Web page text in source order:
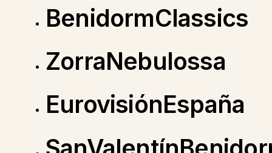
BenidormClassics
ZorraNebulossa
EurovisiónEspaña